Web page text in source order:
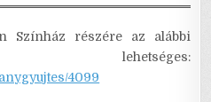
Színház részére az alábbi
4099